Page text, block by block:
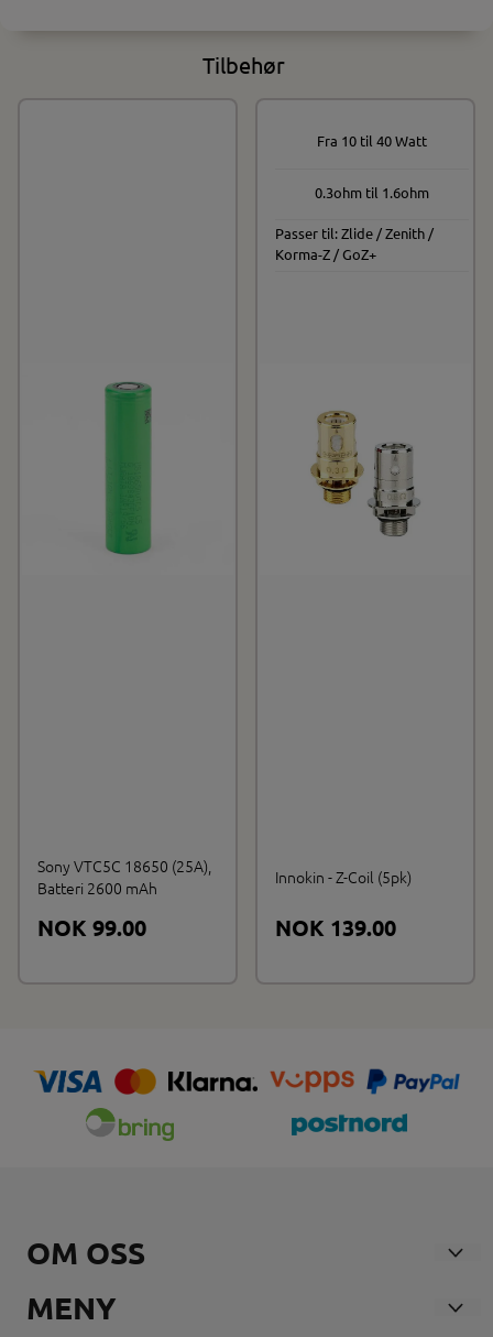
Tilbehør
Sony VTC5C 18650 (25A),
Batteri 2600 mAh
NOK 99.00
Innokin - Z-Coil (5pk)
NOK 139.00
Fra 10 til 40 Watt
0.3ohm til 1.6ohm
Passer til: Zlide / Zenith /
Korma-Z / GoZ+
OM OSS
Nosmoke AS
MENY